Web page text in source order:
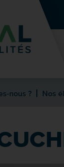
nous ? Nos